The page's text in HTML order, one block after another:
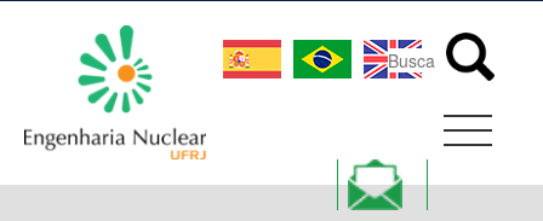
CONTEÚDO